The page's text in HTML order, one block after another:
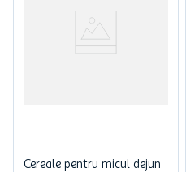
Cereale pentru micul dejun